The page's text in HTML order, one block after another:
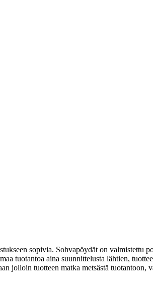
sopivia. Sohvapöydät on valmistettu
tuotantoa aina suunnittelusta lähtien,
jolloin tuotteen matka metsästä